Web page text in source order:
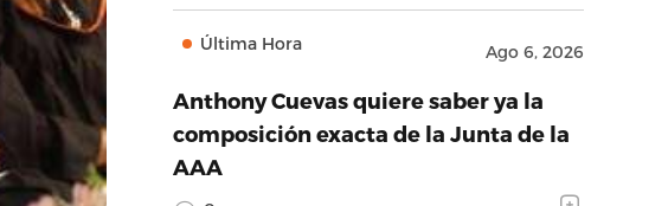
Última Hora Ago 6, 2026
Anthony Cuevas quiere saber ya la
composición exacta de la Junta de la
AAA